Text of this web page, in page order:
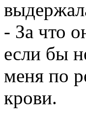
- За что
если бы
меня по
крови.